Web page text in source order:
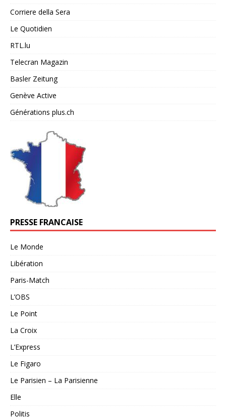
Corriere della Sera
Le Quotidien
RTL.lu
Telecran Magazin
Basler Zeitung
Genève Active
Générations plus.ch
PRESSE FRANCAISE
Le Monde
Libération
Paris-Match
L’OBS
Le Point
La Croix
L’Express
Le Figaro
Le Parisien – La Parisienne
Elle
Politis